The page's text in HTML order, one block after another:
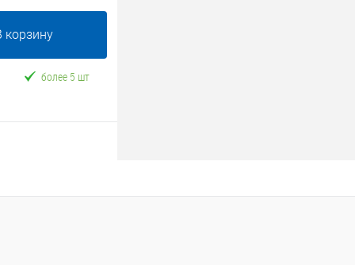
корзину
более 5 шт